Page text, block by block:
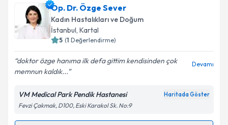
Prof. Dr. Gürkan Kıraniçin randevu takvimi talebi
oluşturun. Size bu uzmandan randevu almanız için bir
takvim hazırlandığında e-posta ile bilgilendireceğiz.
Kişisel verilerimin işlenmesine ilişkin
Aydınlatma
Metni'ni okudum ve kişisel verilerimin belirtilen
kapsamda işlenmesini kabul ediyorum.
Op. Dr. Özge Sever
Kadın Hastalıkları ve Doğum
İstanbul, Kartal
5 (1 Değerlendirme)
doktor özge hanıma ilk defa gittim kendisinden çok
memnun kaldık...
Devamı
VM Medical Park Pendik Hastanesi Haritada Göster
Fevzi Çakmak, D100, Eski Karakol Sk. No:9